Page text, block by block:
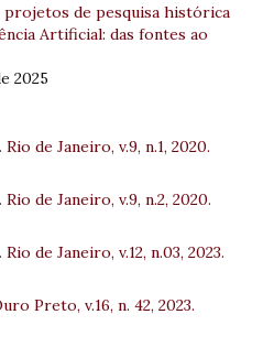
de pesquisa histórica
Artificial: das fontes ao
2025
de Janeiro, v.9, n.1, 2020.
de Janeiro, v.9, n.2, 2020.
de Janeiro, v.12, n.03, 2023.
Preto, v.16, n. 42, 2023.